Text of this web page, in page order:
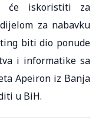
će iskoristiti za
za nabavku
biti dio ponude
i informatike sa
Apeiron iz Banja
u BiH.